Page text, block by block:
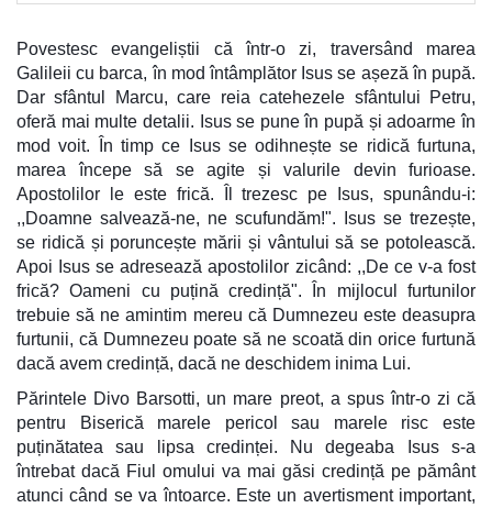
Povestesc evangeliștii că într-o zi, traversând marea
Galileii cu barca, în mod întâmplător Isus se așeză în pupă.
Dar sfântul Marcu, care reia catehezele sfântului Petru,
oferă mai multe detalii. Isus se pune în pupă și adoarme în
mod voit. În timp ce Isus se odihnește se ridică furtuna,
marea începe să se agite și valurile devin furioase.
Apostolilor le este frică. Îl trezesc pe Isus, spunându-i:
,,Doamne salvează-ne, ne scufundăm!". Isus se trezește,
se ridică și poruncește mării și vântului să se potolească.
Apoi Isus se adresează apostolilor zicând: ,,De ce v-a fost
frică? Oameni cu puțină credință".
În mijlocul furtunilor
trebuie să ne amintim mereu că Dumnezeu este deasupra
furtunii, că Dumnezeu poate să ne scoată din orice furtună
dacă avem credință, dacă ne deschidem inima Lui.
Părintele Divo Barsotti, un mare preot, a spus într-o zi că
pentru Biserică marele pericol sau marele risc este
puținătatea sau lipsa credinței. Nu degeaba Isus s-a
întrebat dacă Fiul omului va mai găsi credință pe pământ
atunci când se va întoarce. Este un avertisment important,